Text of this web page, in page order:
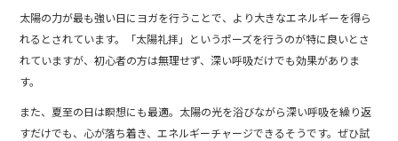
太陽の力が最も強い日にヨガを行うことで、より大きなエネルギーを得ら
れるとされています。「太陽礼拝」というポーズを行うのが特に良いとさ
れていますが、初心者の方は無理せず、深い呼吸だけでも効果がありま
す。
また、夏至の日は瞑想にも最適。太陽の光を浴びながら深い呼吸を繰り返
すだけでも、心が落ち着き、エネルギーチャージできるそうです。ぜひ試